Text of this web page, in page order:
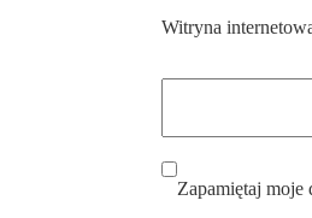
Witryna
Zapamiętaj moje